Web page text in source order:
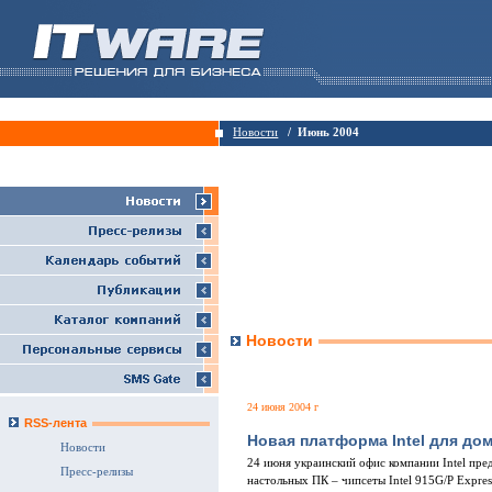
Новости / Июнь 2004
RSS-лента
Новости
Пресс-релизы
Новости
24 июня 2004 г
Новая платформа Intel для
24 июня украинский офис компании Intel
настольных ПК – чипсеты Intel 915G/P